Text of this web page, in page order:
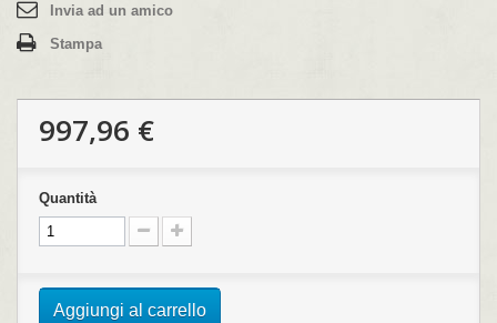
Invia ad un amico
Stampa
997,96 €
Quantità
Aggiungi al carrello